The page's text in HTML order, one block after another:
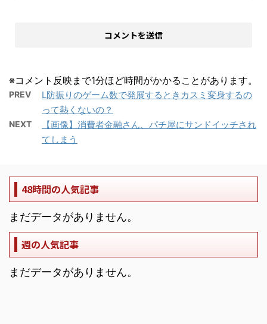
※コメント反映まで1分ほど時間がかかることがあります。
PREV
L防振りのゲーム数で発展するときカスミ変身するの
って熱くないの？
NEXT
【画像】消費者金融さん、パチ屋にサンドイッチされ
てしまう
48時間の人気記事
まだデータがありません。
週の人気記事
まだデータがありません。